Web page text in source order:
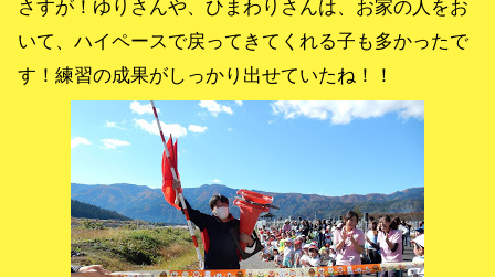
さすが！ゆりさんや、ひまわりさんは、お家の人をお
いて、ハイペースで戻ってきてくれる子も多かったで
す！練習の成果がしっかり出せていたね！！